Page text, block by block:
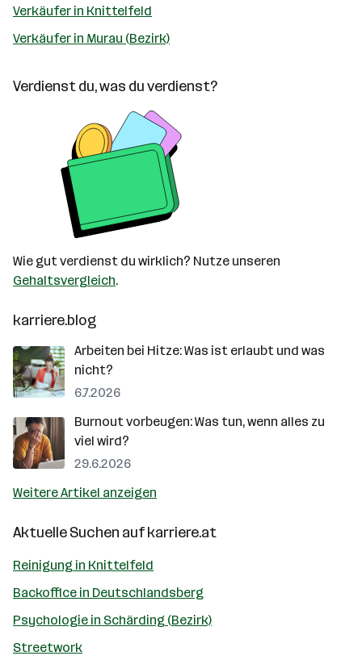
Verkäufer in Knittelfeld
Verkäufer in Murau (Bezirk)
Verdienst du, was du verdienst?
Wie gut verdienst du wirklich? Nutze unseren
Gehaltsvergleich.
karriere.blog
Arbeiten bei Hitze: Was ist erlaubt und was
nicht?
6.7.2026
Burnout vorbeugen: Was tun, wenn alles zu
viel wird?
29.6.2026
Weitere Artikel anzeigen
Aktuelle Suchen aufkarriere.at
Reinigung in Knittelfeld
Backoffice in Deutschlandsberg
Psychologie in Schärding (Bezirk)
Streetwork